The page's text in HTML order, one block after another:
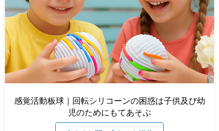
感覚活動板球｜回転シリコーンの困惑は子供及び幼
児のためにもてあそぶ